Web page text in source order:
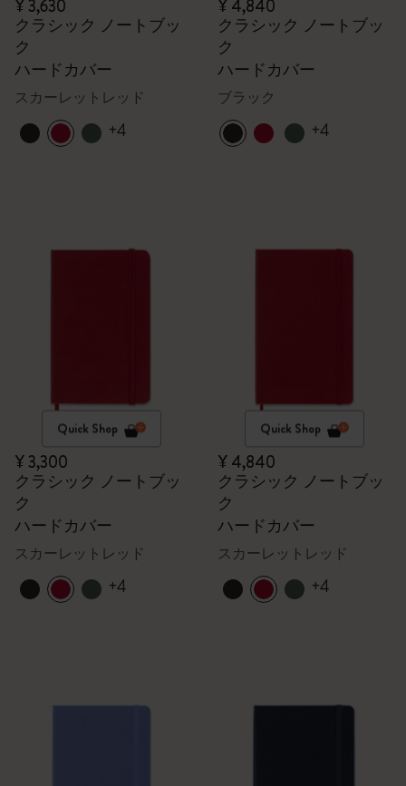
¥ 3,630
クラシック ノートブッ
ク
ハードカバー
スカーレットレッド
+4
¥ 4,840
クラシック ノートブッ
ク
ハードカバー
ブラック
+4
Quick Shop
¥ 3,300
クラシック ノートブッ
ク
ハードカバー
スカーレットレッド
+4
Quick Shop
¥ 4,840
クラシック ノートブッ
ク
ハードカバー
スカーレットレッド
+4